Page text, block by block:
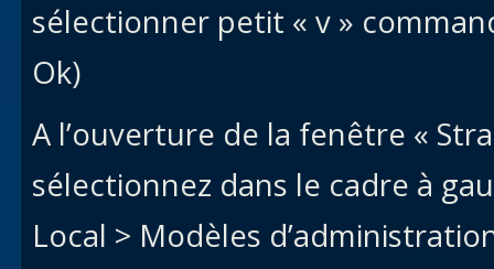
sélectionner petit « v »
Ok)
A l’ouverture de la fenêtre «
sélectionnez dans le cadre à
Local > Modèles